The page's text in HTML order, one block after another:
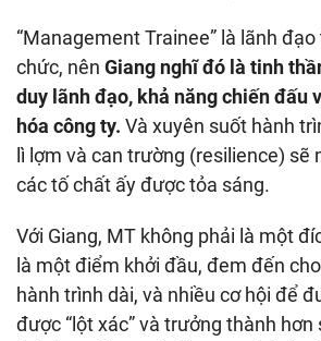
“Management Trainee” là lãnh
chức, nên Giang nghĩ đó là tinh
duy lãnh đạo, khả năng chiến đấu
hóa công ty. Và xuyên suốt hành
lì lợm và can trường (resilience) sẽ
các tố chất ấy được tỏa sáng.
Với Giang, MT không phải là một
là một điểm khởi đầu, đem đến
hành trình dài, và nhiều cơ hội để
được “lột xác” và trưởng thành